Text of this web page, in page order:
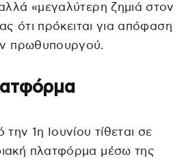
«μεγαλύτερη ζημιά στον
ότι πρόκειται για απόφαση
πρωθυπουργού.
1η Ιουνίου τίθεται σε
πλατφόρμα μέσω της